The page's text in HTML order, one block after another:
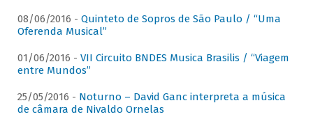
08/06/2016 - Quinteto de Sopros de São Paulo / “Uma
Oferenda Musical”
01/06/2016 - VII Circuito BNDES Musica Brasilis / “Viagem
entre Mundos”
25/05/2016 - Noturno – David Ganc interpreta a música
de câmara de Nivaldo Ornelas